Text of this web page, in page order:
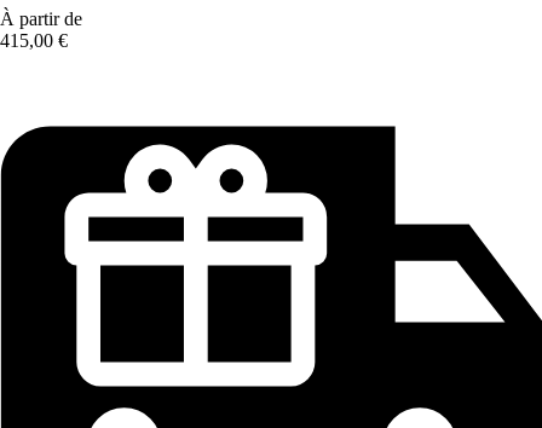
À partir de
415,00 €